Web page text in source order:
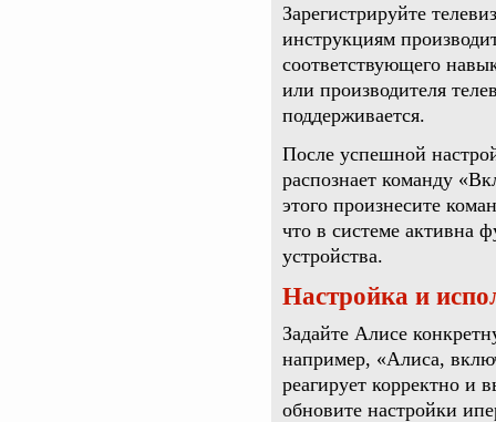
Зарегистрируйте
инструкциям
соответствующего
или производителя
поддерживается.
После успешной
распознает команду
этого произнесите
что в системе активна
устройства.
Настройка и
Задайте Алисе
например, «Алиса,
реагирует корректно и
обновите настройки